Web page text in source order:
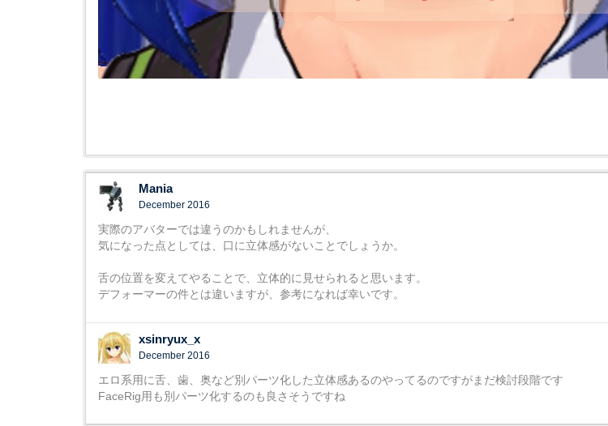
Mania
December 2016
実際のアバターでは違うのかもしれませんが、
気になった点としては、口に立体感がないことでしょうか。
舌の位置を変えてやることで、立体的に見せられると思います。
デフォーマーの件とは違いますが、参考になれば幸いです。
xsinryux_x
December 2016
エロ系用に舌、歯、奥など別パーツ化した立体感あるのやってるのですがまだ検討段階です
FaceRig用も別パーツ化するのも良さそうですね